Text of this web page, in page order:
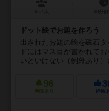
ドット絵でお題を作ろう
出されたお題の絵を磁石
ドにはマス目が書かれて
いといけない（例外あり
96
興味あり 経験あ